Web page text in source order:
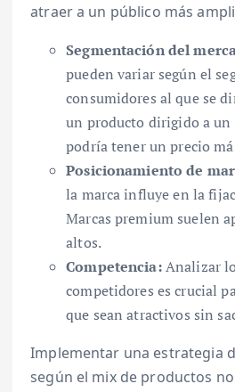
atraer a un público más
Segmentación del
pueden variar según el
consumidores al que se
un producto dirigido a
podría tener un precio
Posicionamiento de
la marca influye en la
Marcas premium suelen
altos.
Competencia:Analizar
competidores es crucial
que sean atractivos sin
Implementar una estrategia
según el mix de productos